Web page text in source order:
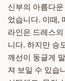
신부의 아름다
었습니다. 이때,
라인은 드레스
니다. 하지만 승
깨선이 둥글게
져 보일 수 있습